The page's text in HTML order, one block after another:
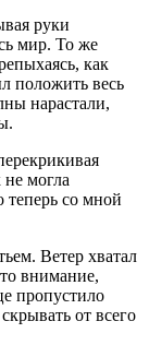
руки
мир. То же
как
положить весь
нарастали,
могла
теперь со мной
Ветер хватал
внимание,
пропустило
от всего